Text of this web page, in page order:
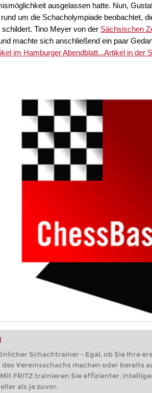
ausgelassen hatte. Nun,
um die Schacholympiade beobachtet,
Tino Meyer von der Sächsischen
machte sich anschließend ein paar
im Hamburger Abendblatt...Artikel in der
Schachtrainer - Egal, ob Sie Ihre
des Vereinsschachs machen oder bereits
FRITZ trainieren Sie effizienter,
als je zuvor.